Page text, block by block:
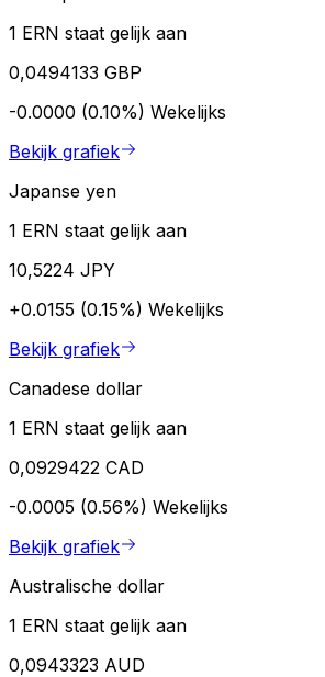
1 ERN staat gelijk aan
0,0494133 GBP
-0.0000 (0.10%) Wekelijks
Bekijk grafiek
Japanse yen
1 ERN staat gelijk aan
10,5224 JPY
+0.0155 (0.15%) Wekelijks
Bekijk grafiek
Canadese dollar
1 ERN staat gelijk aan
0,0929422 CAD
-0.0005 (0.56%) Wekelijks
Bekijk grafiek
Australische dollar
1 ERN staat gelijk aan
0,0943323 AUD